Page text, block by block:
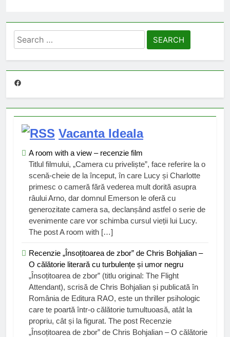
Search
for:
Facebook
Vacanta Ideala
A room with a view – recenzie film
Titlul filmului, „Camera cu priveliște”, face referire la o
scenă-cheie de la început, în care Lucy și Charlotte
primesc o cameră fără vederea mult dorită asupra
râului Arno, dar domnul Emerson le oferă cu
generozitate camera sa, declanșând astfel o serie de
evenimente care vor schimba cursul vieții lui Lucy.
The post A room with […]
Recenzie „Însoțitoarea de zbor” de Chris Bohjalian –
O călătorie literară cu turbulențe și umor negru
„Însoțitoarea de zbor” (titlu original: The Flight
Attendant), scrisă de Chris Bohjalian și publicată în
România de Editura RAO, este un thriller psihologic
care te poartă într-o călătorie tumultuoasă, atât la
propriu, cât și la figurat. The post Recenzie
„Însoțitoarea de zbor” de Chris Bohjalian – O călătorie